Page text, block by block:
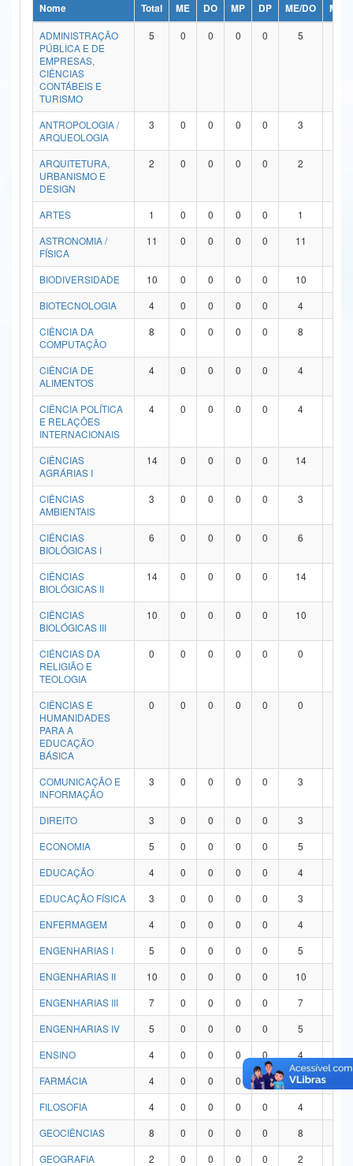
Ministério da Ciência, Tecnologia, Inovações e Comunicações
Ministério do Meio Ambiente
Ministério do Turismo
Ministério do Desenvolvimento Regional
Controladoria-Geral da União
Ministério da Mulher, da Família e dos Direitos Humanos
Secretaria de Governo
Advocacia-Geral da União
Banco Central do Brasil
Nome Total ME DO MP DP ME/DO
MP/
ADMINISTRAÇÃO
PÚBLICA E DE
EMPRESAS,
CIÊNCIAS
CONTÁBEIS E
TURISMO
5 0 0 0 0 5
ANTROPOLOGIA /
ARQUEOLOGIA
3 0 0 0 0 3
ARQUITETURA,
URBANISMO E
DESIGN
2 0 0 0 0 2
ARTES 1 0 0 0 0 1
ASTRONOMIA /
FÍSICA
11 0 0 0 0 11
BIODIVERSIDADE 10 0 0 0 0 10
BIOTECNOLOGIA
4 0 0 0 0 4
CIÊNCIA DA
COMPUTAÇÃO
8 0 0 0 0 8
CIÊNCIA DE
ALIMENTOS
4 0 0 0 0 4
CIÊNCIA POLÍTICA
E RELAÇÕES
INTERNACIONAIS
4 0 0 0 0 4
CIÊNCIAS
AGRÁRIAS I
14 0 0 0 0 14
CIÊNCIAS
AMBIENTAIS
3 0 0 0 0 3
CIÊNCIAS
BIOLÓGICAS I
6 0 0 0 0 6
CIÊNCIAS
BIOLÓGICAS II
14 0 0 0 0 14
CIÊNCIAS
BIOLÓGICAS III
10 0 0 0 0 10
CIÊNCIAS DA
RELIGIÃO E
TEOLOGIA
0 0 0 0 0 0
CIÊNCIAS E
HUMANIDADES
PARA A
EDUCAÇÃO
BÁSICA
0 0 0 0 0 0
COMUNICAÇÃO E
INFORMAÇÃO
3 0 0 0 0 3
DIREITO 3 0 0 0 0 3
ECONOMIA
5 0 0 0 0 5
EDUCAÇÃO
4 0 0 0 0 4
EDUCAÇÃO FÍSICA
3 0 0 0 0 3
ENFERMAGEM
4 0 0 0 0 4
ENGENHARIAS I
5 0 0 0 0 5
ENGENHARIAS II
10 0 0 0 0 10
ENGENHARIAS III
7 0 0 0 0 7
ENGENHARIAS IV
5 0 0 0 0 5
ENSINO
4 0 0 0 0 4
FARMÁCIA
4 0 0 0 0 4
FILOSOFIA
4 0 0 0 0 4
GEOCIÊNCIAS
8 0 0 0 0 8
GEOGRAFIA
2 0 0 0 0 2